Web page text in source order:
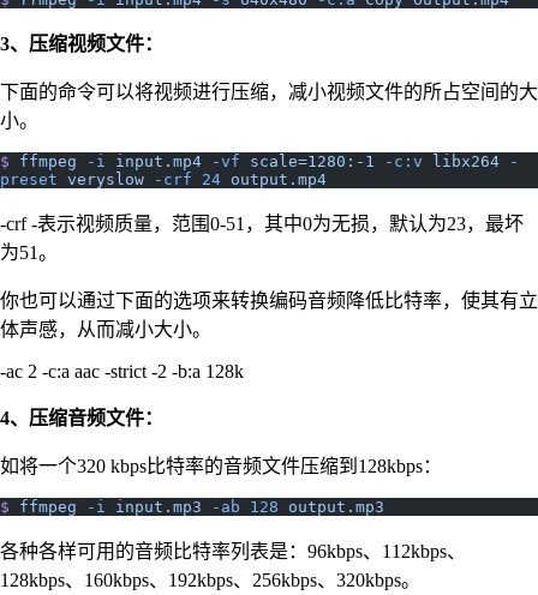
3、压缩视频文件：
下面的命令可以将视频进行压缩，减小视频文件的所占空间的大
小。
$ ffmpeg -i input.mp4 -vf scale=1280:-1 -c:v libx264 -
preset veryslow -crf 24 output.mp4
-crf -表示视频质量，范围0-51，其中0为无损，默认为23，最坏
为51。
你也可以通过下面的选项来转换编码音频降低比特率，使其有立
体声感，从而减小大小。
-ac 2 -c:a aac -strict -2 -b:a 128k
4、压缩音频文件：
如将一个320 kbps比特率的音频文件压缩到128kbps：
$ ffmpeg -i input.mp3 -ab 128 output.mp3
各种各样可用的音频比特率列表是：96kbps、112kbps、
128kbps、160kbps、192kbps、256kbps、320kbps。